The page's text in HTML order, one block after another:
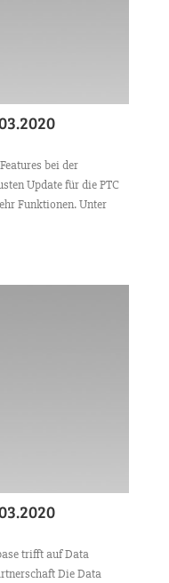
bei der
Update für die PTC
Funktionen. Unter
trifft auf Data
Die Data